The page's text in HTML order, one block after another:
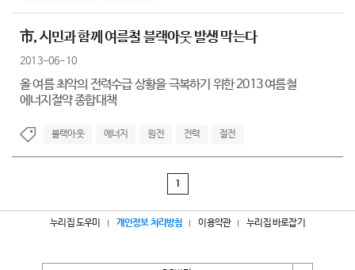
市, 시민과 함께 여름철 블랙아웃 발생 막는다
2013-06-10
올 여름 최악의 전력수급 상황을 극복하기 위한 2013 여름철
에너지절약 종합대책
블랙아웃 에너지 원전 전력 절전
1
누리집 도우미 개인정보 처리방침 이용약관 누리집 바로잡기